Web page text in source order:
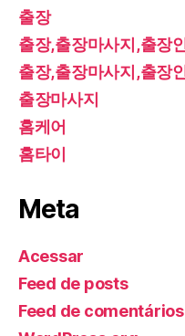
출장
출장,출장마사지,출장
출장,출장마사지,출장
출장마사지
홈케어
홈타이
Meta
Acessar
Feed de posts
Feed de comentários